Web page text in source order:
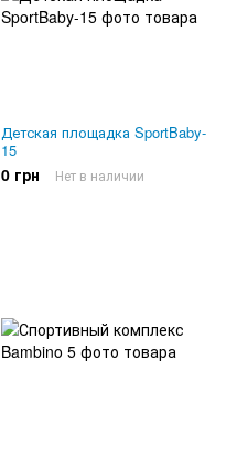
Детская площадка SportBaby-
15
0 грн Нет в наличии